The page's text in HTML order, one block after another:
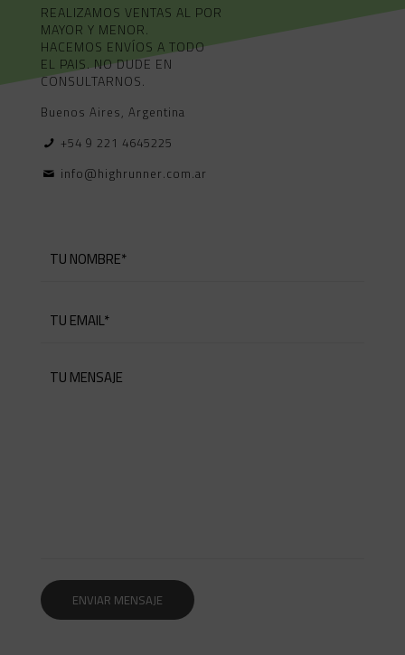
REALIZAMOS VENTAS AL POR
MAYOR Y MENOR.
HACEMOS ENVÍOS A TODO
EL PAIS. NO DUDE EN
CONSULTARNOS.
Buenos Aires, Argentina
+54 9 221 4645225
info@highrunner.com.ar